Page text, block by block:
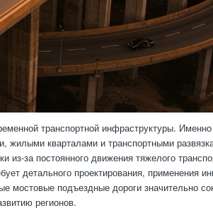
транспортной инфраструктуры.
жилыми кварталами и транспортными
за постоянного движения тяжелого
детального проектирования, применения
мостовые подъездные дороги значительно
регионов.